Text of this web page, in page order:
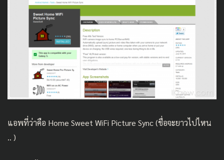
แอพที่ว่าคือ Home Sweet WiFi Picture Sync (ชื่อจะยาวไปไหน
.. )